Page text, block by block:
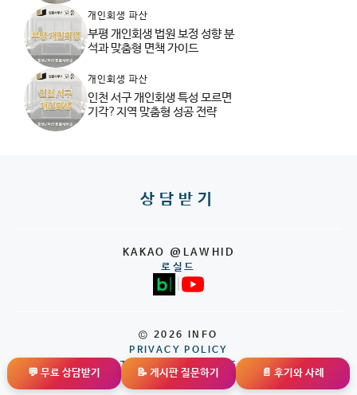
개인회생 파산
부평 개인회생 법원 보정 성향 분
석과 맞춤형 면책 가이드
개인회생 파산
인천 서구 개인회생 특성 모르면
기각?지역 맞춤형 성공 전략
상담받기
KAKAO @LAWHID
로실드
© 2026 INFO
PRIVACY POLICY
TERMS OF SERVICE
💬 무료 상담받기 📝 게시판 질문하기 📄 후기와 사례